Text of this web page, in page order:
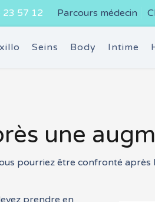
23 57 12 Parcours médecin
Seins Body Intime
une
pourriez être confronté
prendre en